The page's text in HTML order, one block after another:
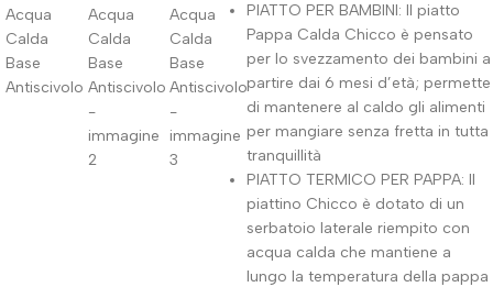
PIATTO PER BAMBINI: Il piatto
Pappa Calda Chicco è pensato
per lo svezzamento dei bambini a
partire dai 6 mesi d’età; permette
di mantenere al caldo gli alimenti
per mangiare senza fretta in tutta
tranquillità
PIATTO TERMICO PER PAPPA: Il
piattino Chicco è dotato di un
serbatoio laterale riempito con
acqua calda che mantiene a
lungo la temperatura della pappa